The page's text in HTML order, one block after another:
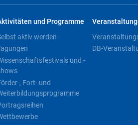
und Programme
aktiv werden
und -
, Fort- und
DB-